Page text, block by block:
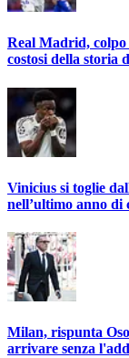
Real Madrid, colpo
costosi della storia
Vinicius si toglie
nell’ultimo anno
Milan, rispunta
arrivare senza